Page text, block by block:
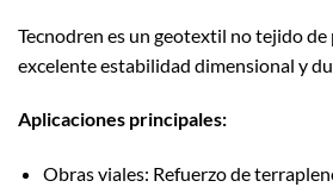
Tecnodren es un geotextil no tejido
excelente estabilidad dimensional y
Aplicaciones principales:
Obras viales: Refuerzo de